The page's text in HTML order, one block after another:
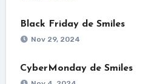
Black Friday de Smiles
Nov 29, 2024
CyberMonday de Smiles